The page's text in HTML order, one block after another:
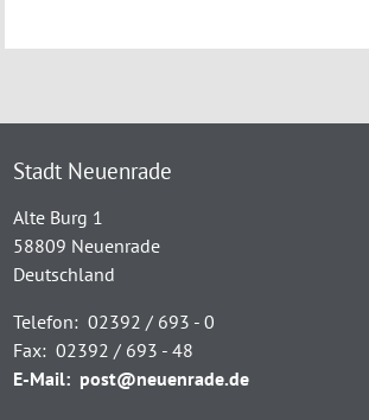
Stadt Neuenrade
Alte Burg 1
58809 Neuenrade
Deutschland
Telefon: 02392 / 693 - 0
Fax: 02392 / 693 - 48
E-Mail: post@neuenrade.de